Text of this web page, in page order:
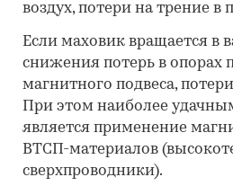
воздух, потери на трение в
Если маховик вращается в
снижения потерь в опорах
магнитного подвеса,
При этом наиболее
является применение
ВТСП-материалов
сверхпроводники).